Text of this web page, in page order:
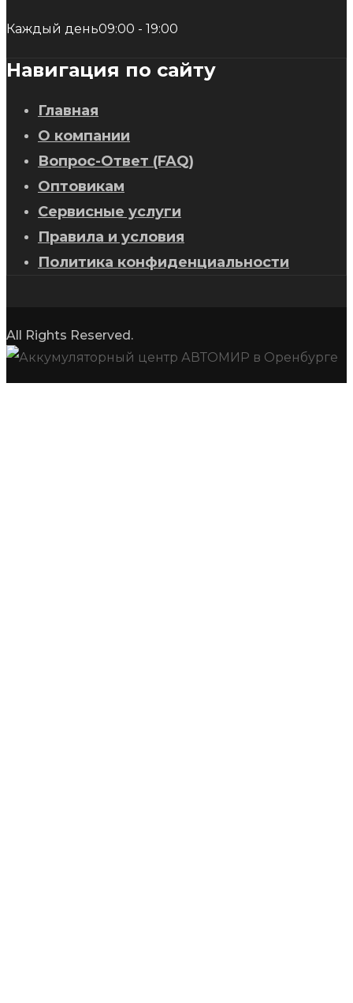
Каждый день09:00 - 19:00
Навигация по сайту
Главная
О компании
Вопрос-Ответ (FAQ)
Оптовикам
Сервисные услуги
Правила и условия
Политика конфиденциальности
All Rights Reserved.